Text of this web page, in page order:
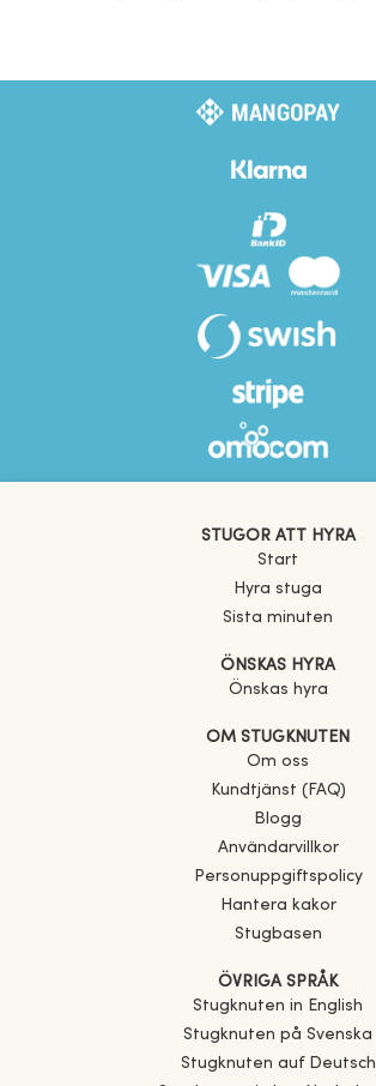
STUGOR ATT HYRA
Start
Hyra stuga
Sista minuten
ÖNSKAS HYRA
Önskas hyra
OM STUGKNUTEN
Om oss
Kundtjänst (FAQ)
Blogg
Användarvillkor
Personuppgiftspolicy
Hantera kakor
Stugbasen
ÖVRIGA SPRÅK
Stugknuten in English
Stugknuten på Svenska
Stugknuten auf Deutsch